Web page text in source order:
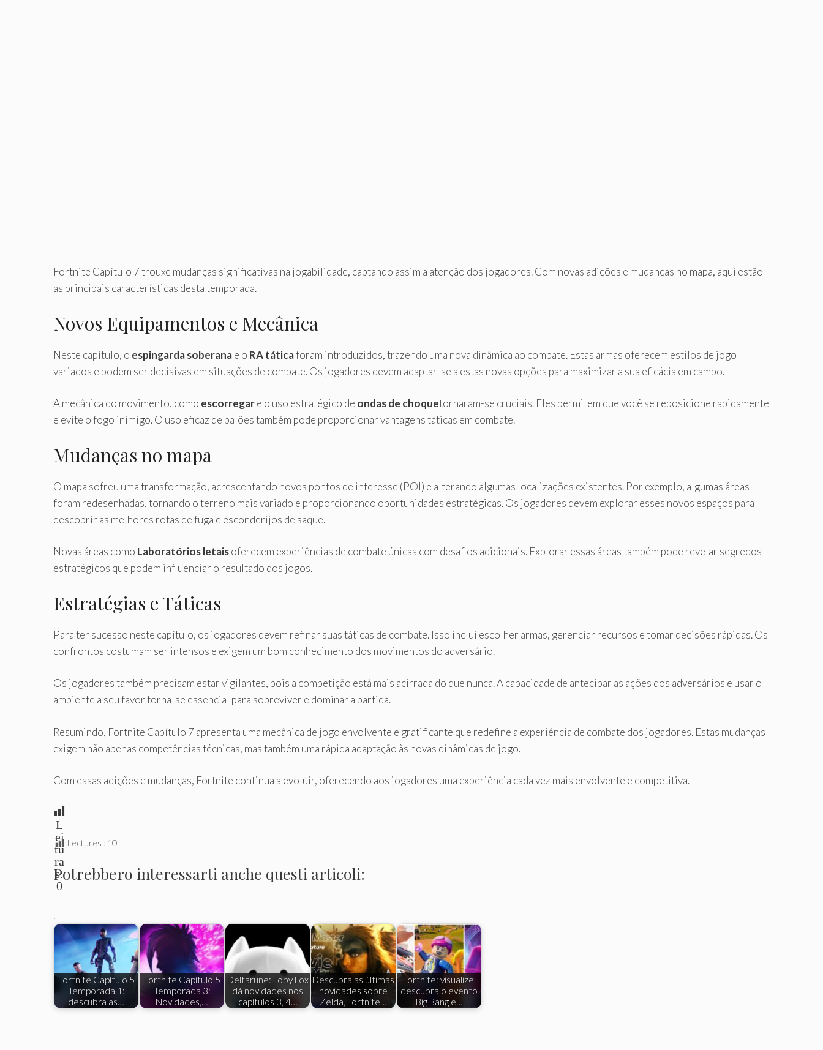
Fortnite Capítulo 7 trouxe mudanças significativas na jogabilidade, captando assim a atenção dos jogadores. Com novas adições e mudanças no mapa, aqui estão
as principais características desta temporada.
Novos Equipamentos e Mecânica
Neste capítulo, o espingarda soberanae o RA táticaforam introduzidos, trazendo uma nova dinâmica ao combate. Estas armas oferecem estilos de jogo
variados e podem ser decisivas em situações de combate. Os jogadores devem adaptar-se a estas novas opções para maximizar a sua eficácia em campo.
A mecânica do movimento, como escorregare o uso estratégico de ondas de choquetornaram-se cruciais. Eles permitem que você se reposicione rapidamente
e evite o fogo inimigo. O uso eficaz de balões também pode proporcionar vantagens táticas em combate.
Mudanças no mapa
O mapa sofreu uma transformação, acrescentando novos pontos de interesse (POI) e alterando algumas localizações existentes. Por exemplo, algumas áreas
foram redesenhadas, tornando o terreno mais variado e proporcionando oportunidades estratégicas. Os jogadores devem explorar esses novos espaços para
descobrir as melhores rotas de fuga e esconderijos de saque.
Novas áreas como Laboratórios letaisoferecem experiências de combate únicas com desafios adicionais. Explorar essas áreas também pode revelar segredos
estratégicos que podem influenciar o resultado dos jogos.
Estratégias e Táticas
Para ter sucesso neste capítulo, os jogadores devem refinar suas táticas de combate. Isso inclui escolher armas, gerenciar recursos e tomar decisões rápidas. Os
confrontos costumam ser intensos e exigem um bom conhecimento dos movimentos do adversário.
Os jogadores também precisam estar vigilantes, pois a competição está mais acirrada do que nunca. A capacidade de antecipar as ações dos adversários e usar o
ambiente a seu favor torna-se essencial para sobreviver e dominar a partida.
Resumindo, Fortnite Capítulo 7 apresenta uma mecânica de jogo envolvente e gratificante que redefine a experiência de combate dos jogadores. Estas mudanças
exigem não apenas competências técnicas, mas também uma rápida adaptação às novas dinâmicas de jogo.
Com essas adições e mudanças, Fortnite continua a evoluir, oferecendo aos jogadores uma experiência cada vez mais envolvente e competitiva.
L
ei
tu
ra
s:
0
Lectures : 10
Potrebbero interessarti anche questi articoli:
.
Fortnite Capítulo 5
Temporada 1:
descubra as…
Fortnite Capítulo 5
Temporada 3:
Novidades,…
Deltarune: Toby Fox
dá novidades nos
capítulos 3, 4…
Descubra as últimas
novidades sobre
Zelda, Fortnite…
Fortnite: visualize,
descubra o evento
Big Bang e…